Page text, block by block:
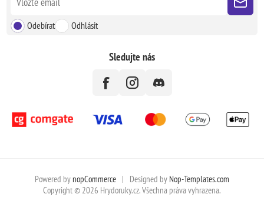
Odebírat Odhlásit
Sledujte nás
Powered by nopCommerce | Designed by Nop-Templates.com
Copyright © 2026 Hrydoruky.cz. Všechna práva vyhrazena.